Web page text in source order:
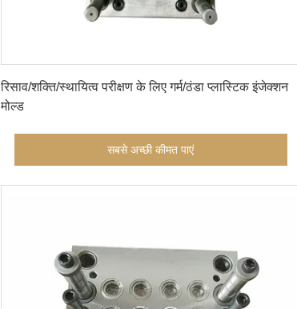
रिसाव/शक्ति/स्थायित्व परीक्षण के लिए गर्म/ठंडा प्लास्टिक इंजेक्शन
मोल्ड
सबसे अच्छी कीमत पाएं